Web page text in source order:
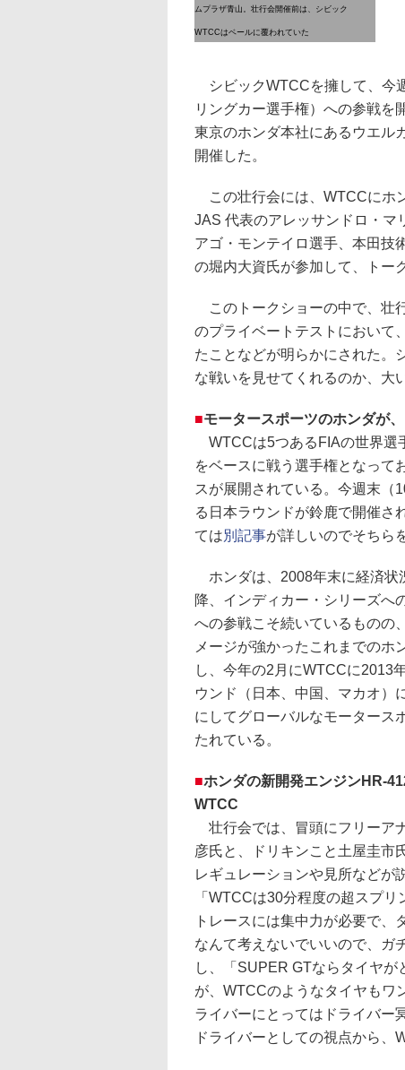
ムプラザ青山。壮行会開催前は、シビック
WTCCはベールに覆われていた
シビックWTCCを擁して、今
リングカー選手権）への参戦を
東京のホンダ本社にあるウエル
開催した。
この壮行会には、WTCCにホ
JAS 代表のアレッサンドロ・マ
アゴ・モンテイロ選手、本田技
の堀内大資氏が参加して、トー
このトークショーの中で、壮
のプライベートテストにおいて
たことなどが明らかにされた。
な戦いを見せてくれるのか、大
■モータースポーツのホンダが
WTCCは5つあるFIAの世界選
をベースに戦う選手権となって
スが展開されている。今週末（
る日本ラウンドが鈴鹿で開催さ
ては別記事が詳しいのでそちら
ホンダは、2008年末に経済状
降、インディカー・シリーズへ
への参戦こそ続いているものの
メージが強かったこれまでのホ
し、今年の2月にWTCCに2013
ウンド（日本、中国、マカオ）
にしてグローバルなモータース
たれている。
■ホンダの新開発エンジンHR-
WTCC
壮行会では、冒頭にフリーア
彦氏と、ドリキンこと土屋圭市
レギュレーションや見所などが
「WTCCは30分程度の超スプ
トレースには集中力が必要で、
なんて考えないでいいので、ガ
し、「SUPER GTならタイヤ
が、WTCCのようなタイヤもワ
ライバーにとってはドライバー
ドライバーとしての視点から、